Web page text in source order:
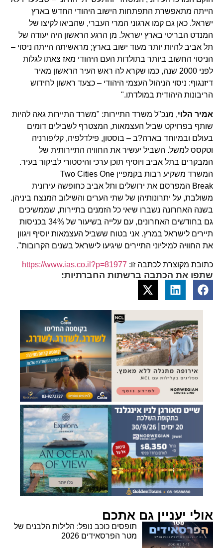
הייתה מתאפשרת התפתחות הישוב היהודי החדש בארץ
ישראל. כאן גם קמו ארגוני המרי העברי, שהביאו לקיצו של
המנדט הבריטי בארץ ישראל. מן הרגע הראשון היה יעודה של
תל אביב להיות יותר מעוד ישוב בארץ; מראשיתה הייתה ניסוי –
הניסוי החשוב ביותר בתולדות העם היהודי מאז צאתו לגלות
לפני 2000 שנה, כמו שקרא לה ראש העיר הראשון מאיר
דיזנגוף: ניסוי הניהול העצמי היהודי – כצעד ראשון לחידוש
הריבונות היהודית במולדתו."
אמיר הלוי, מנכ"ל משרד התיירות: "משרד התיירות גאה להיות
שותף בפרויקט שביל העצמאות, המצטרף לשבילים דומים
בעולם ובמיוחד בארה?ב – בוסטון, פילדלפיה, קליפורניה
וטקסס למשל. השביל יעשיר את החוויה התיירותית של
המבקרים בתל אביב ויוסיף תוכן ערכי והיסטורי לביקור בעיר.
המשרד משקיע רבות בקמפיין Two Cities One
Break המפרסם את ירושלים ותל אביב כחופשה עירונית
משולבת, על יתרונותיהן של שתי הערים והשילוב המנצח ביניהן.
בשנה האחרונה נשברו שיאי כל הזמנים בתיירות, שממשיכים
גם בחודשים האחרונים, עם עלייה בשיעור של 34% בכניסות
תיירים לישראל במרץ. אני בטוח ששביל העצמאות יוסיף ויגוון
את החוויה למיליוני התיירים שיגיעו לישראל בשנים הקרובות".
כתובת מקוצרת לכתבה זו: https://www.ias.co.il?p=81977
שתפו את הכתבה ברשתות החברתיות:
אולי יעניין גם אתכם
תופסים כוכב נופל: הלילות הלבנים של
מטר הפרסאידים 2026